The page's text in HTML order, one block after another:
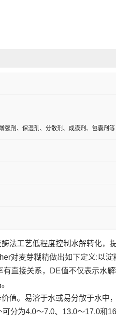
强剂、保湿剂、分散剂、成膜剂、包囊剂等
法工艺低程度控制 水解转化，
对麦芽糊精做出如下定义:以
直接关系，DE值不仅表示水
值。易溶于水或易分散于水中
分为4.0～7.0、13.0～17.0和